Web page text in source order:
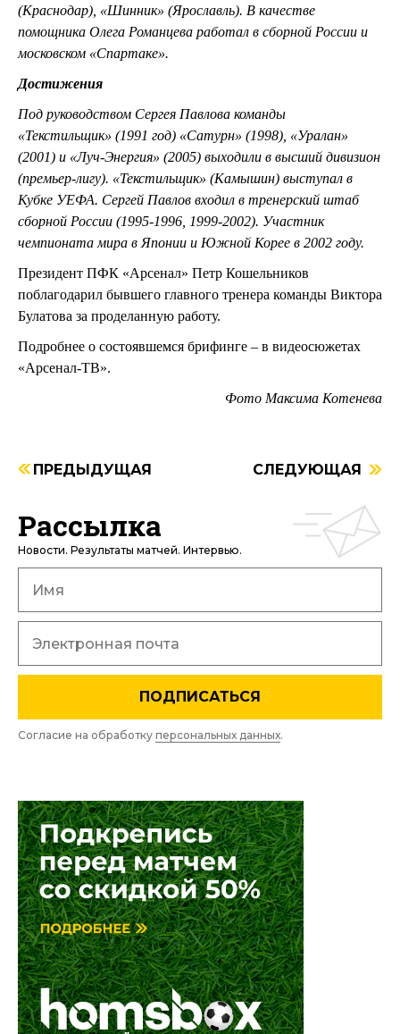
(Краснодар), «Шинник» (Ярославль). В качестве
помощника Олега Романцева работал в сборной России и
московском «Спартаке».
Достижения
Под руководством Сергея Павлова команды
«Текстильщик» (1991 год) «Сатурн» (1998), «Уралан»
(2001) и «Луч-Энергия» (2005) выходили в высший дивизион
(премьер-лигу). «Текстильщик» (Камышин) выступал в
Кубке УЕФА. Сергей Павлов входил в тренерский штаб
сборной России (1995-1996, 1999-2002). Участник
чемпионата мира в Японии и Южной Корее в 2002 году.
Президент ПФК «Арсенал» Петр Кошельников
поблагодарил бывшего главного тренера команды Виктора
Булатова за проделанную работу.
Подробнее о состоявшемся брифинге – в видеосюжетах
«Арсенал-ТВ».
Фото Максима Котенева
ПРЕДЫДУЩАЯ СЛЕДУЮЩАЯ
Рассылка
Новости. Результаты матчей. Интервью.
ПОДПИСАТЬСЯ
Согласие на обработку персональных данных.